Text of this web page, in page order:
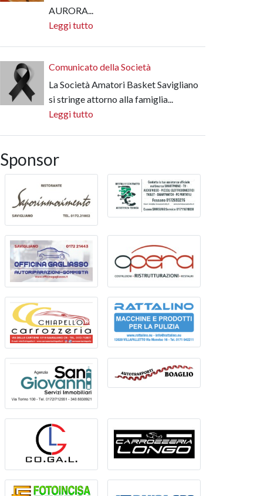
AURORA...
Leggi tutto
Comunicato della Società
La Società Amatori Basket Savigliano
si stringe attorno alla famiglia...
Leggi tutto
Sponsor